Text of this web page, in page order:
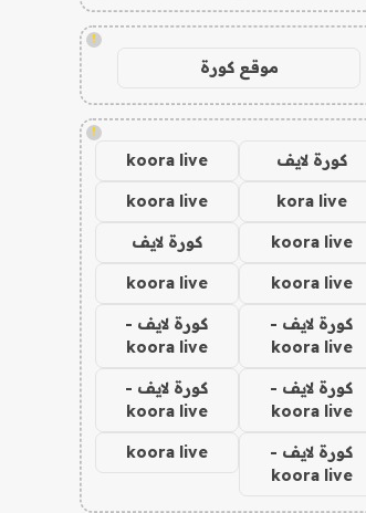
!
موقع كورة
!
كورة لايف koora live
kora live
koora live
koora live كورة لايف
koora live
koora live
كورة لايف -
koora live
كورة لايف -
koora live
كورة لايف -
koora live
كورة لايف -
koora live
كورة لايف -
koora live
koora live